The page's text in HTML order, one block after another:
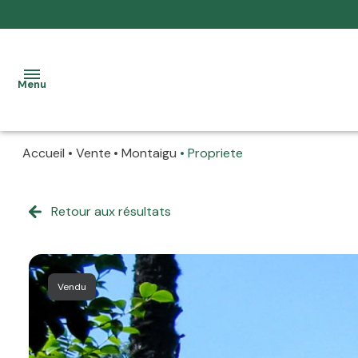
Menu
nos
biens
à la
à la
location
location
allure
La
Accueil Vente Montaigu Propriete
Retour aux résultats
Vendu